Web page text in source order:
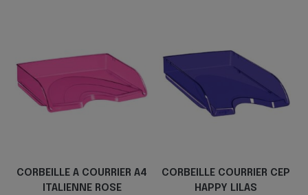
CORBEILLE A COURRIER A4
ITALIENNE ROSE
CORBEILLE COURRIER CEP
HAPPY LILAS